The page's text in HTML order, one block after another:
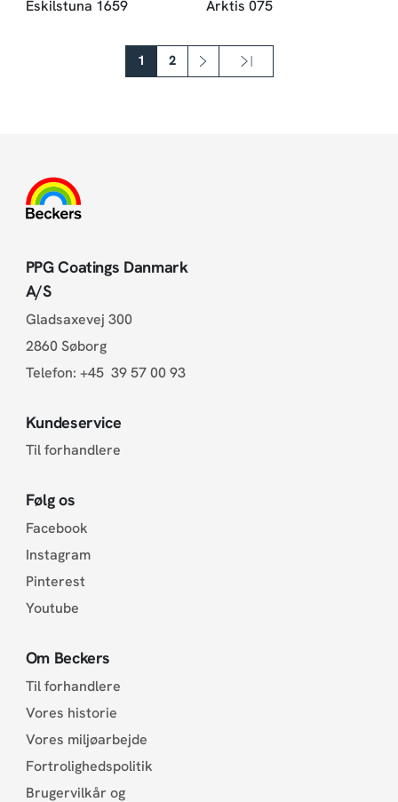
Eskilstuna 1659 Arktis 075
1 2 ››Næste side
Sidste »Sidste side
PPG Coatings Danmark
A/S
Gladsaxevej 300
2860 Søborg
Telefon: +45 39 57 00 93
Kundeservice
Til forhandlere
Følg os
Facebook
Instagram
Pinterest
Youtube
Om Beckers
Til forhandlere
Vores historie
Vores miljøarbejde
Fortrolighedspolitik
Brugervilkår og